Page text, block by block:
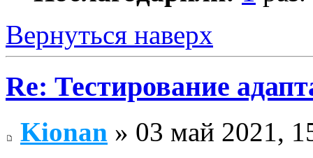
Вернуться наверх
Re: Тестирование
Kionan » 03 май 2021,